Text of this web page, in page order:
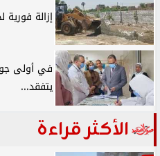
إزالة
في أولى
يتفقد...
الأكثر قراءة